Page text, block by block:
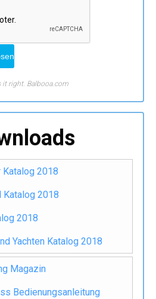
it right. Balbooa.com
Katalog 2018
Katalog 2018
2018
Yachten Katalog 2018
Magazin
Bedienungsanleitung